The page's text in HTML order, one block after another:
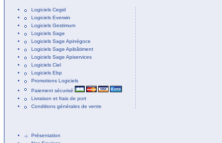
Logiciels Cegid
Logiciels Everwin
Logiciels Gestimum
Logiciels Sage
Logiciels Sage Apinégoce
Logiciels Sage Apibâtiment
Logiciels Sage Apiservices
Logiciels Ciel
Logiciels Ebp
Promotions Logiciels
Paiement sécurisé
Livraison et frais de port
Conditions générales de vente
Présentation